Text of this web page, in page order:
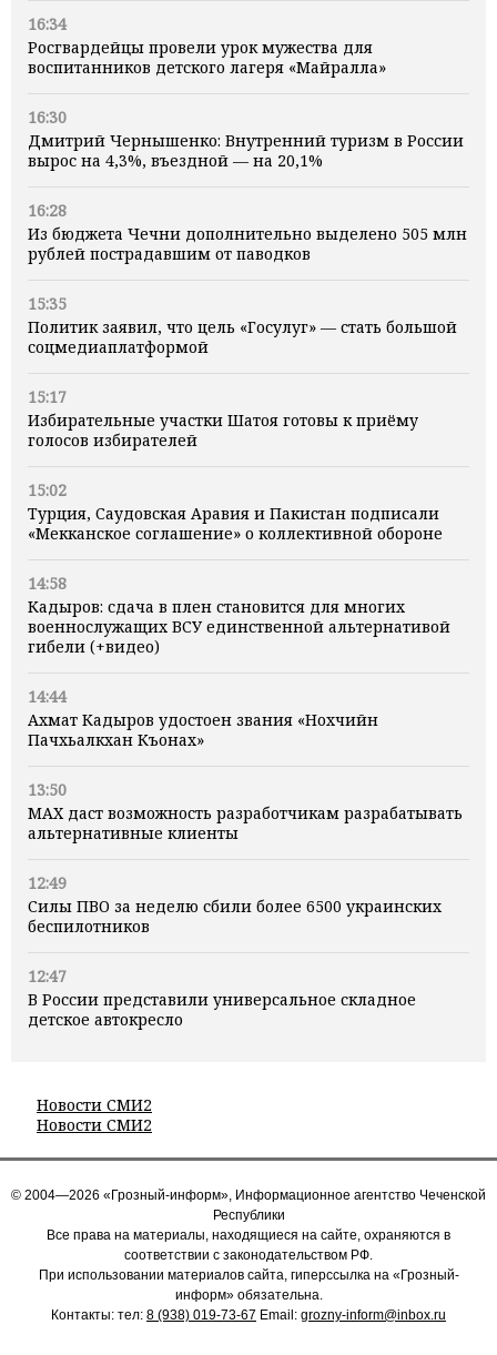
16:34
Росгвардейцы провели урок мужества для
воспитанников детского лагеря «Майралла»
16:30
Дмитрий Чернышенко: Внутренний туризм в России
вырос на 4,3%, въездной — на 20,1%
16:28
Из бюджета Чечни дополнительно выделено 505 млн
рублей пострадавшим от паводков
15:35
Политик заявил, что цель «Госулуг» — стать большой
соцмедиаплатформой
15:17
Избирательные участки Шатоя готовы к приёму
голосов избирателей
15:02
Турция, Саудовская Аравия и Пакистан подписали
«Мекканское соглашение» о коллективной обороне
14:58
Кадыров: сдача в плен становится для многих
военнослужащих ВСУ единственной альтернативой
гибели (+видео)
14:44
Ахмат Кадыров удостоен звания «Нохчийн
Пачхьалкхан Къонах»
13:50
MAX даст возможность разработчикам разрабатывать
альтернативные клиенты
12:49
Силы ПВО за неделю сбили более 6500 украинских
беспилотников
12:47
В России представили универсальное складное
детское автокресло
Новости СМИ2
Новости СМИ2
© 2004—2026 «Грозный-информ», Информационное агентство Чеченской
Республики
Все права на материалы, находящиеся на сайте, охраняются в
соответствии с законодательством РФ.
При использовании материалов сайта, гиперссылка на «Грозный-
информ» обязательна.
Контакты: тел: 8 (938) 019-73-67 Email: grozny-inform@inbox.ru